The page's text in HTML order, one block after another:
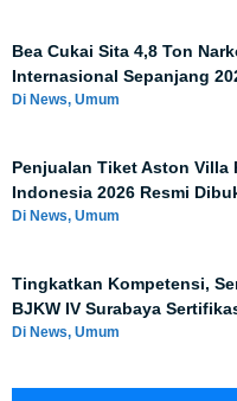
Bea Cukai Sita 4,8 Ton
Internasional Sepanjang
Di News, Umum
Penjualan Tiket Aston Villa
Indonesia 2026 Resmi
Di News, Umum
Tingkatkan Kompetensi,
BJKW IV Surabaya
Di News, Umum